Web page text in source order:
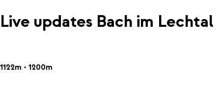
Live updates Bach im Lechtal
1122m - 1200m